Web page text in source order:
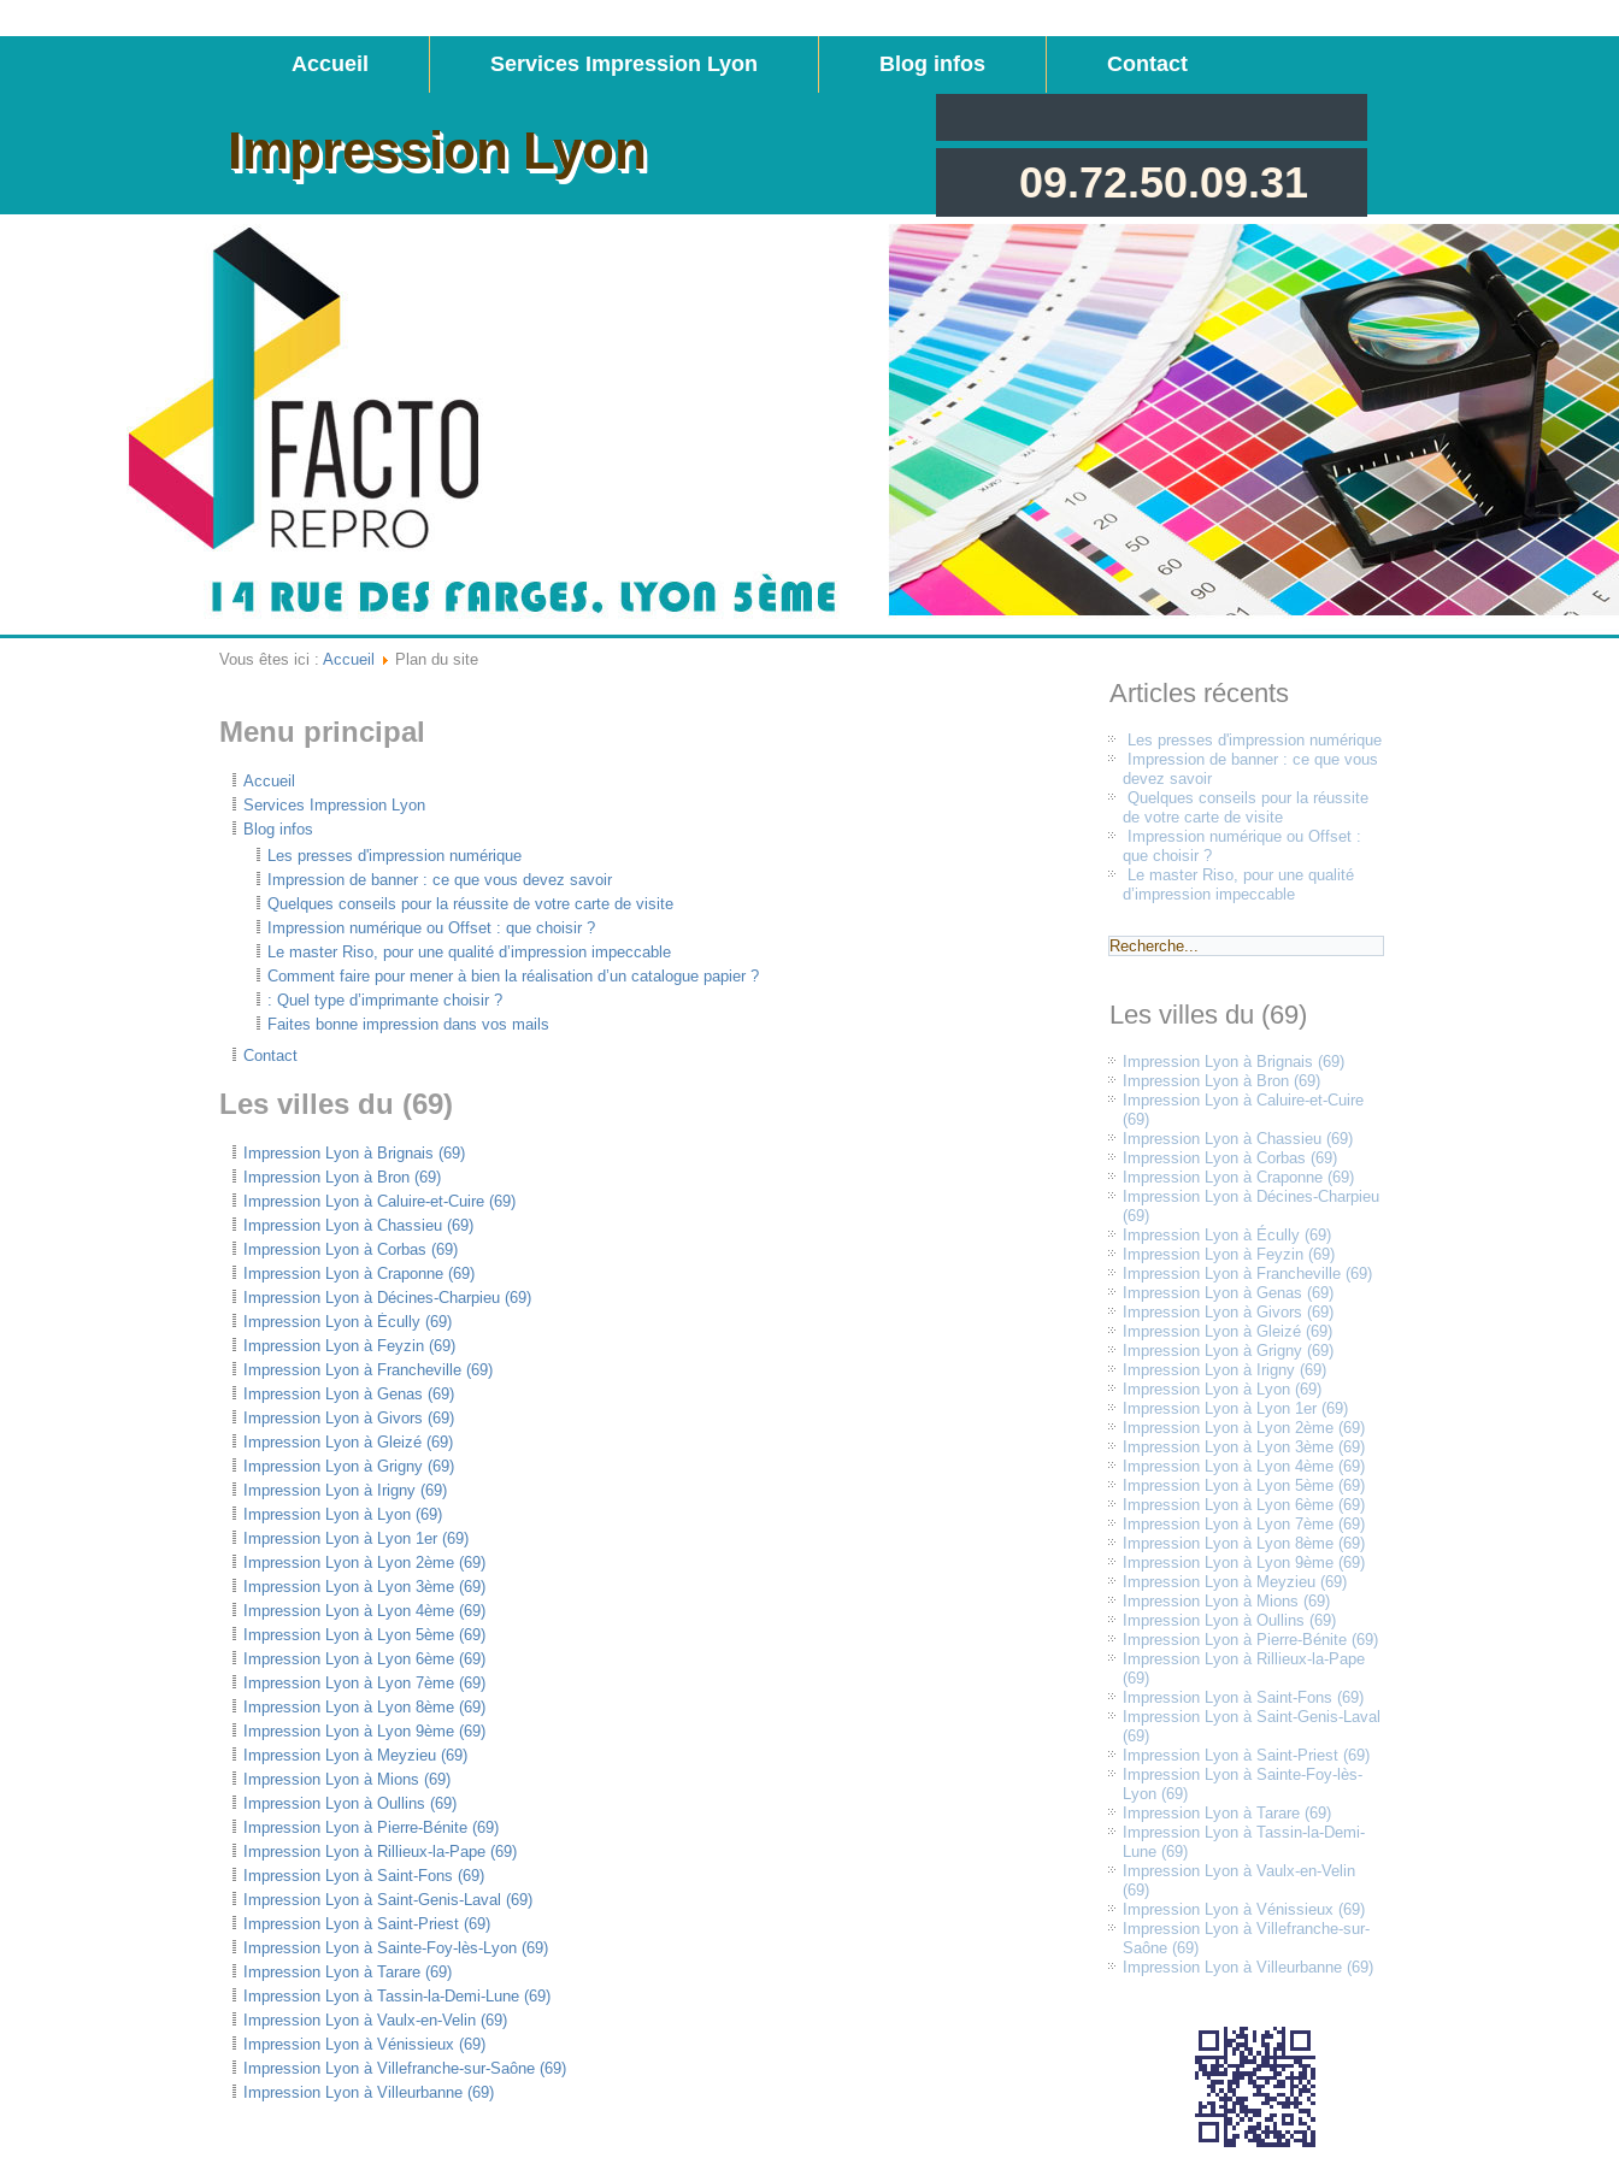
Impression Lyon
09.72.50.09.31
Accueil Services Impression Lyon Blog infos Contact
Vous êtes ici : Accueil Plan du site
Menu principal
Accueil
Services Impression Lyon
Blog infos
Les presses d'impression numérique
Impression de banner : ce que vous devez savoir
Quelques conseils pour la réussite de votre carte de visite
Impression numérique ou Offset : que choisir ?
Le master Riso, pour une qualité d’impression impeccable
Comment faire pour mener à bien la réalisation d’un catalogue papier ?
: Quel type d’imprimante choisir ?
Faites bonne impression dans vos mails
Contact
Les villes du (69)
Impression Lyon à Brignais (69)
Impression Lyon à Bron (69)
Impression Lyon à Caluire-et-Cuire (69)
Impression Lyon à Chassieu (69)
Impression Lyon à Corbas (69)
Impression Lyon à Craponne (69)
Impression Lyon à Décines-Charpieu (69)
Impression Lyon à Écully (69)
Impression Lyon à Feyzin (69)
Impression Lyon à Francheville (69)
Impression Lyon à Genas (69)
Impression Lyon à Givors (69)
Impression Lyon à Gleizé (69)
Impression Lyon à Grigny (69)
Impression Lyon à Irigny (69)
Impression Lyon à Lyon (69)
Impression Lyon à Lyon 1er (69)
Impression Lyon à Lyon 2ème (69)
Impression Lyon à Lyon 3ème (69)
Impression Lyon à Lyon 4ème (69)
Impression Lyon à Lyon 5ème (69)
Impression Lyon à Lyon 6ème (69)
Impression Lyon à Lyon 7ème (69)
Impression Lyon à Lyon 8ème (69)
Impression Lyon à Lyon 9ème (69)
Impression Lyon à Meyzieu (69)
Impression Lyon à Mions (69)
Impression Lyon à Oullins (69)
Impression Lyon à Pierre-Bénite (69)
Impression Lyon à Rillieux-la-Pape (69)
Impression Lyon à Saint-Fons (69)
Impression Lyon à Saint-Genis-Laval (69)
Impression Lyon à Saint-Priest (69)
Impression Lyon à Sainte-Foy-lès-Lyon (69)
Impression Lyon à Tarare (69)
Impression Lyon à Tassin-la-Demi-Lune (69)
Impression Lyon à Vaulx-en-Velin (69)
Impression Lyon à Vénissieux (69)
Impression Lyon à Villefranche-sur-Saône (69)
Impression Lyon à Villeurbanne (69)
Articles récents
Les presses d'impression numérique
Impression de banner : ce que vous
devez savoir
Quelques conseils pour la réussite
de votre carte de visite
Impression numérique ou Offset :
que choisir ?
Le master Riso, pour une qualité
d’impression impeccable
Les villes du (69)
Impression Lyon à Brignais (69)
Impression Lyon à Bron (69)
Impression Lyon à Caluire-et-Cuire
(69)
Impression Lyon à Chassieu (69)
Impression Lyon à Corbas (69)
Impression Lyon à Craponne (69)
Impression Lyon à Décines-Charpieu
(69)
Impression Lyon à Écully (69)
Impression Lyon à Feyzin (69)
Impression Lyon à Francheville (69)
Impression Lyon à Genas (69)
Impression Lyon à Givors (69)
Impression Lyon à Gleizé (69)
Impression Lyon à Grigny (69)
Impression Lyon à Irigny (69)
Impression Lyon à Lyon (69)
Impression Lyon à Lyon 1er (69)
Impression Lyon à Lyon 2ème (69)
Impression Lyon à Lyon 3ème (69)
Impression Lyon à Lyon 4ème (69)
Impression Lyon à Lyon 5ème (69)
Impression Lyon à Lyon 6ème (69)
Impression Lyon à Lyon 7ème (69)
Impression Lyon à Lyon 8ème (69)
Impression Lyon à Lyon 9ème (69)
Impression Lyon à Meyzieu (69)
Impression Lyon à Mions (69)
Impression Lyon à Oullins (69)
Impression Lyon à Pierre-Bénite (69)
Impression Lyon à Rillieux-la-Pape
(69)
Impression Lyon à Saint-Fons (69)
Impression Lyon à Saint-Genis-Laval
(69)
Impression Lyon à Saint-Priest (69)
Impression Lyon à Sainte-Foy-lès-
Lyon (69)
Impression Lyon à Tarare (69)
Impression Lyon à Tassin-la-Demi-
Lune (69)
Impression Lyon à Vaulx-en-Velin
(69)
Impression Lyon à Vénissieux (69)
Impression Lyon à Villefranche-sur-
Saône (69)
Impression Lyon à Villeurbanne (69)